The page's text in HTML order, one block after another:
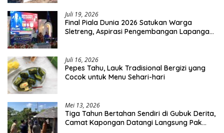
Juli 19, 2026
Final Piala Dunia 2026 Satukan Warga
Sletreng, Aspirasi Pengembangan Lapangan
Juli 16, 2026
Pepes Tahu, Lauk Tradisional Bergizi yang
Cocok untuk Menu Sehari-hari
Mei 13, 2026
Tiga Tahun Bertahan Sendiri di Gubuk Derita,
Camat Kapongan Datangi Langsung Pak